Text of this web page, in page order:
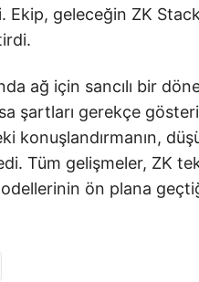
geleceğin ZK
ağ için sancılı bir
şartları gerekçe
konuşlandırmanın,
Tüm gelişmeler, ZK
ön plana